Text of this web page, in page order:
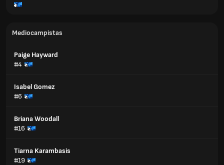
Mediocampistas
Paige Hayward
#4
Isabel Gomez
#6
Briana Woodall
#16
Tiarna Karambasis
#19